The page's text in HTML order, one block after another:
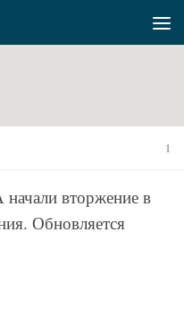
1
вторжение в
Обновляется